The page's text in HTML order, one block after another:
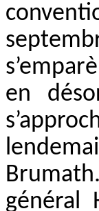
en
général